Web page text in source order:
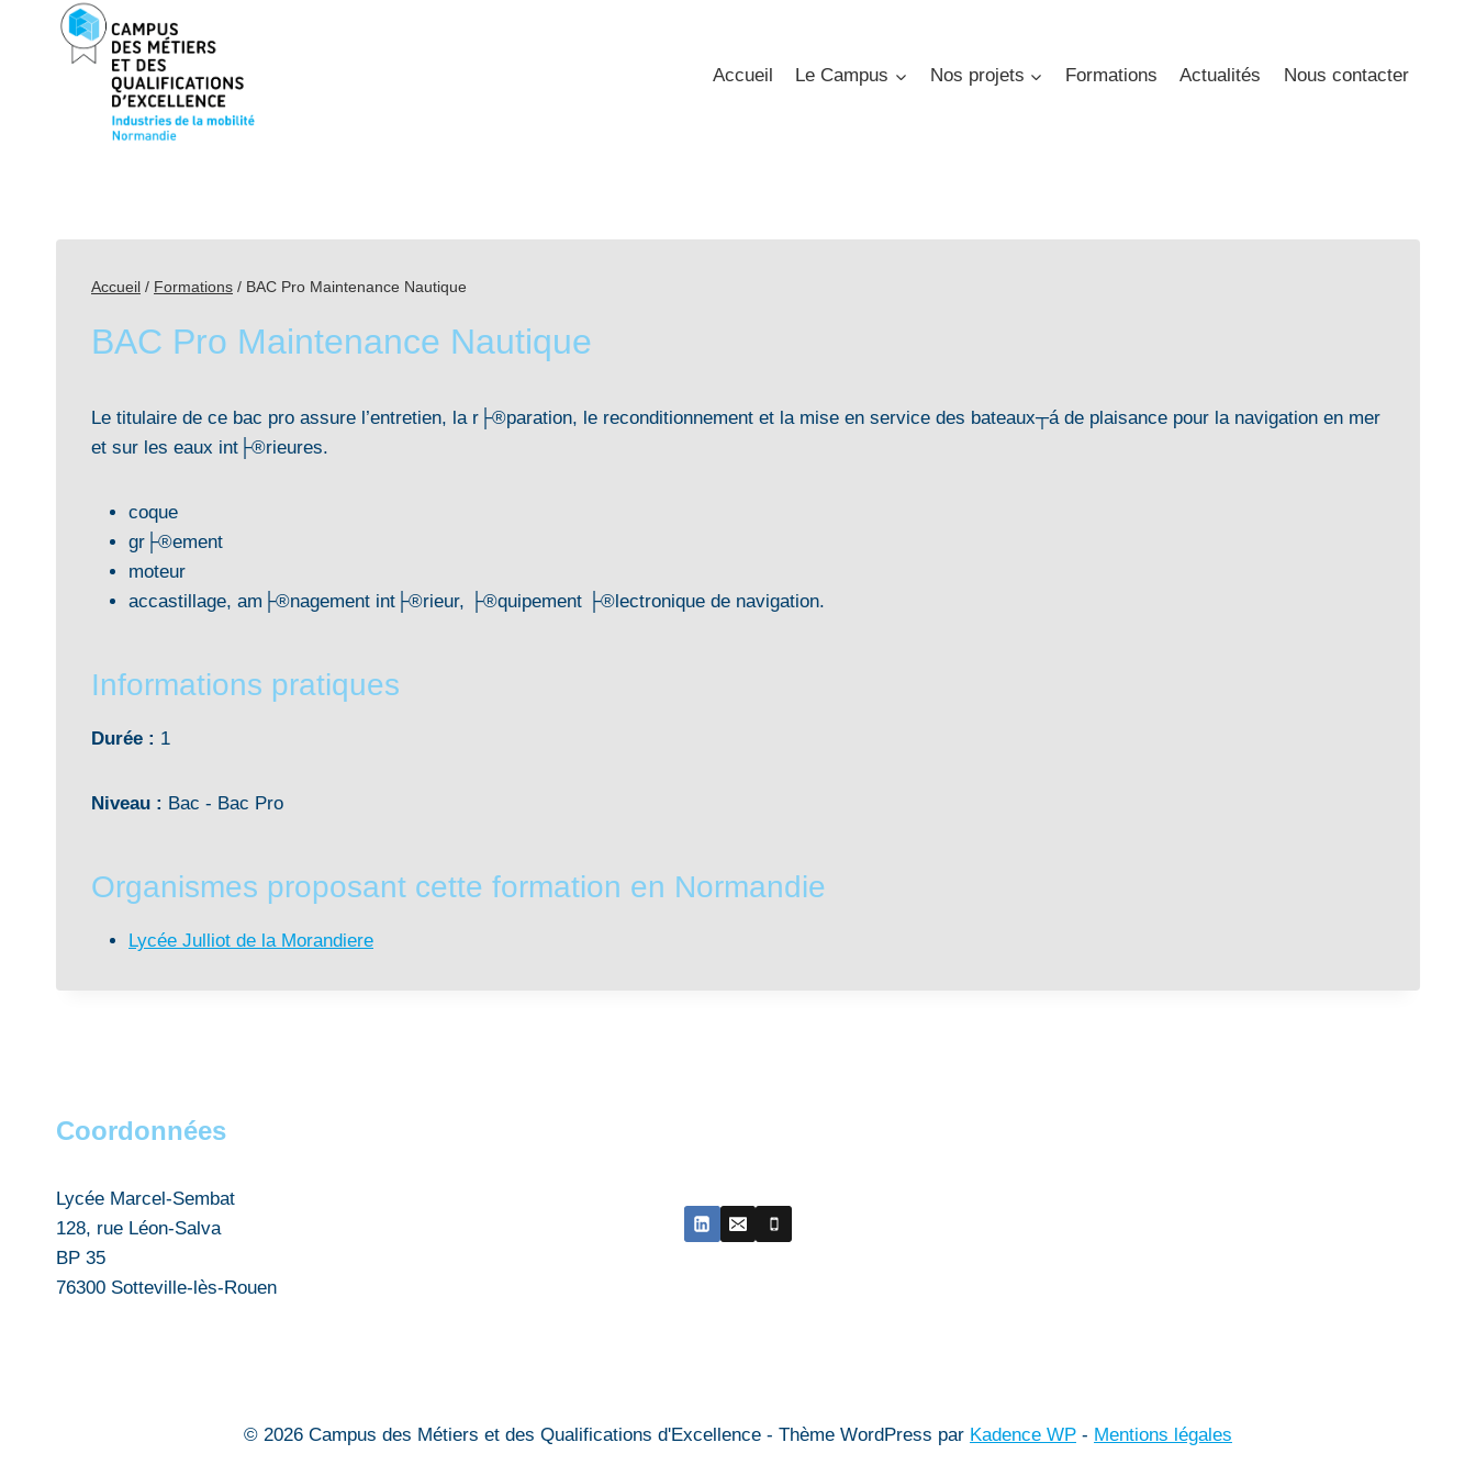
Accueil Le Campus Nos projets Formations Actualités Nous contacter
Accueil / Formations / BAC Pro Maintenance Nautique
BAC Pro Maintenance Nautique
Le titulaire de ce bac pro assure l’entretien, la r├®paration, le reconditionnement et la mise en service des bateaux┬á de plaisance pour la navigation en mer
et sur les eaux int├®rieures.
coque
gr├®ement
moteur
accastillage, am├®nagement int├®rieur, ├®quipement ├®lectronique de navigation.
Informations pratiques
Durée : 1
Niveau : Bac - Bac Pro
Organismes proposant cette formation en Normandie
Lycée Julliot de la Morandiere
Coordonnées
Lycée Marcel-Sembat
128, rue Léon-Salva
BP 35
76300 Sotteville-lès-Rouen
© 2026 Campus des Métiers et des Qualifications d'Excellence - Thème WordPress par Kadence WP - Mentions légales